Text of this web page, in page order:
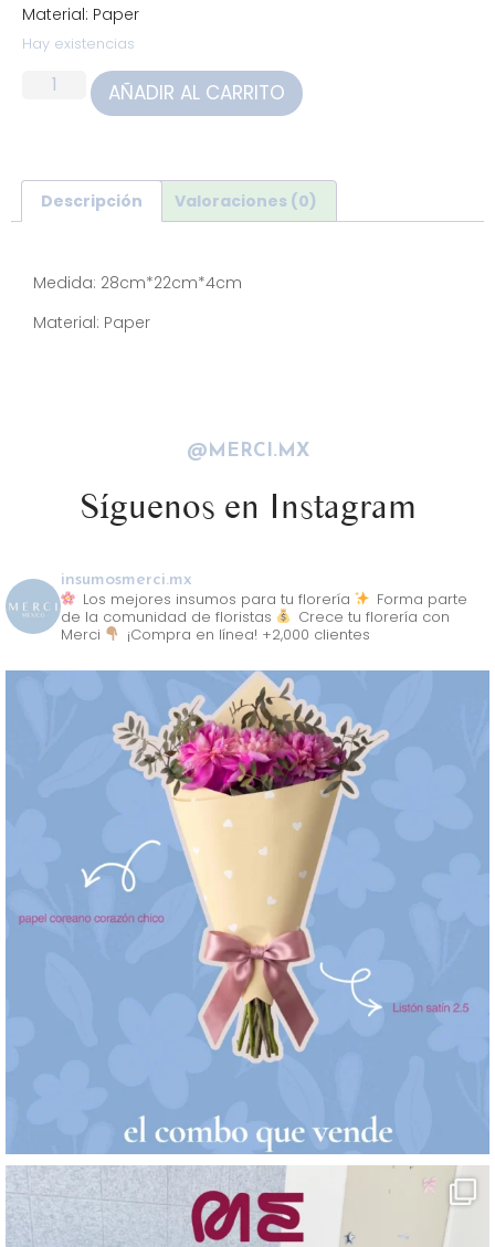
Material: Paper
Hay existencias
AÑADIR AL CARRITO
Descripción Valoraciones (0)
Medida: 28cm*22cm*4cm
Material: Paper
@MERCI.MX
Síguenos en Instagram
insumosmerci.mx
Los mejores insumos para tu florería
Forma parte
de la comunidad de floristas
Crece tu florería con
Merci
¡Compra en línea! +2,000 clientes